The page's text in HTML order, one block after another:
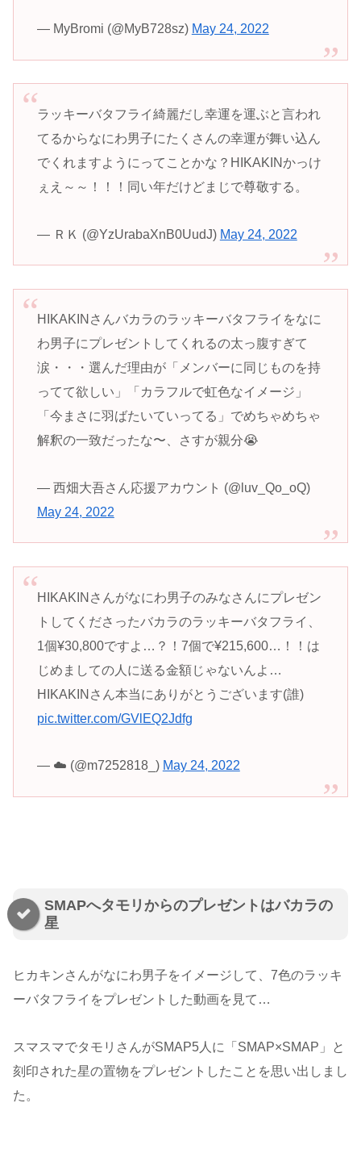
— MyBromi (@MyB728sz) May 24, 2022
ラッキーバタフライ綺麗だし幸運を運ぶと言われ
てるからなにわ男子にたくさんの幸運が舞い込ん
でくれますようにってことかな？HIKAKINかっけ
ぇえ～～！！！同い年だけどまじで尊敬する。
— ＲＫ (@YzUrabaXnB0UudJ) May 24, 2022
HIKAKINさんバカラのラッキーバタフライをなに
わ男子にプレゼントしてくれるの太っ腹すぎて
涙・・・選んだ理由が「メンバーに同じものを持
ってて欲しい」「カラフルで虹色なイメージ」
「今まさに羽ばたいていってる」でめちゃめちゃ
解釈の一致だったな〜、さすが親分😭
— 西畑大吾さん応援アカウント (@luv_Qo_oQ)
May 24, 2022
HIKAKINさんがなにわ男子のみなさんにプレゼン
トしてくださったバカラのラッキーバタフライ、
1個¥30,800ですよ…？！7個で¥215,600…！！は
じめましての人に送る金額じゃないんよ…
HIKAKINさん本当にありがとうございます(誰)
pic.twitter.com/GVlEQ2Jdfg
— ☁️ (@m7252818_) May 24, 2022
SMAPへタモリからのプレゼントはバカラの
星
ヒカキンさんがなにわ男子をイメージして、7色のラッキ
ーバタフライをプレゼントした動画を見て…
スマスマでタモリさんがSMAP5人に「SMAP×SMAP」と
刻印された星の置物をプレゼントしたことを思い出しまし
た。